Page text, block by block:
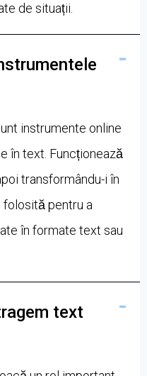
de situații.
instrumente online
în text. Funcționează
transformându-i în
pentru a
în formate text sau
text